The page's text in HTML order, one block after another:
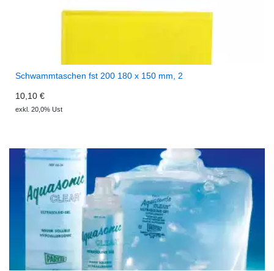
Schwammtaschen fst 200 180 x 150 mm, 2
10,10 €
exkl. 20,0% Ust